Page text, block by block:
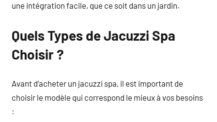
une intégration facile, que ce soit dans un jardin.
Quels Types de Jacuzzi Spa
Choisir ?
Avant d’acheter un jacuzzi spa, il est important de
choisir le modèle qui correspond le mieux à vos besoins
: